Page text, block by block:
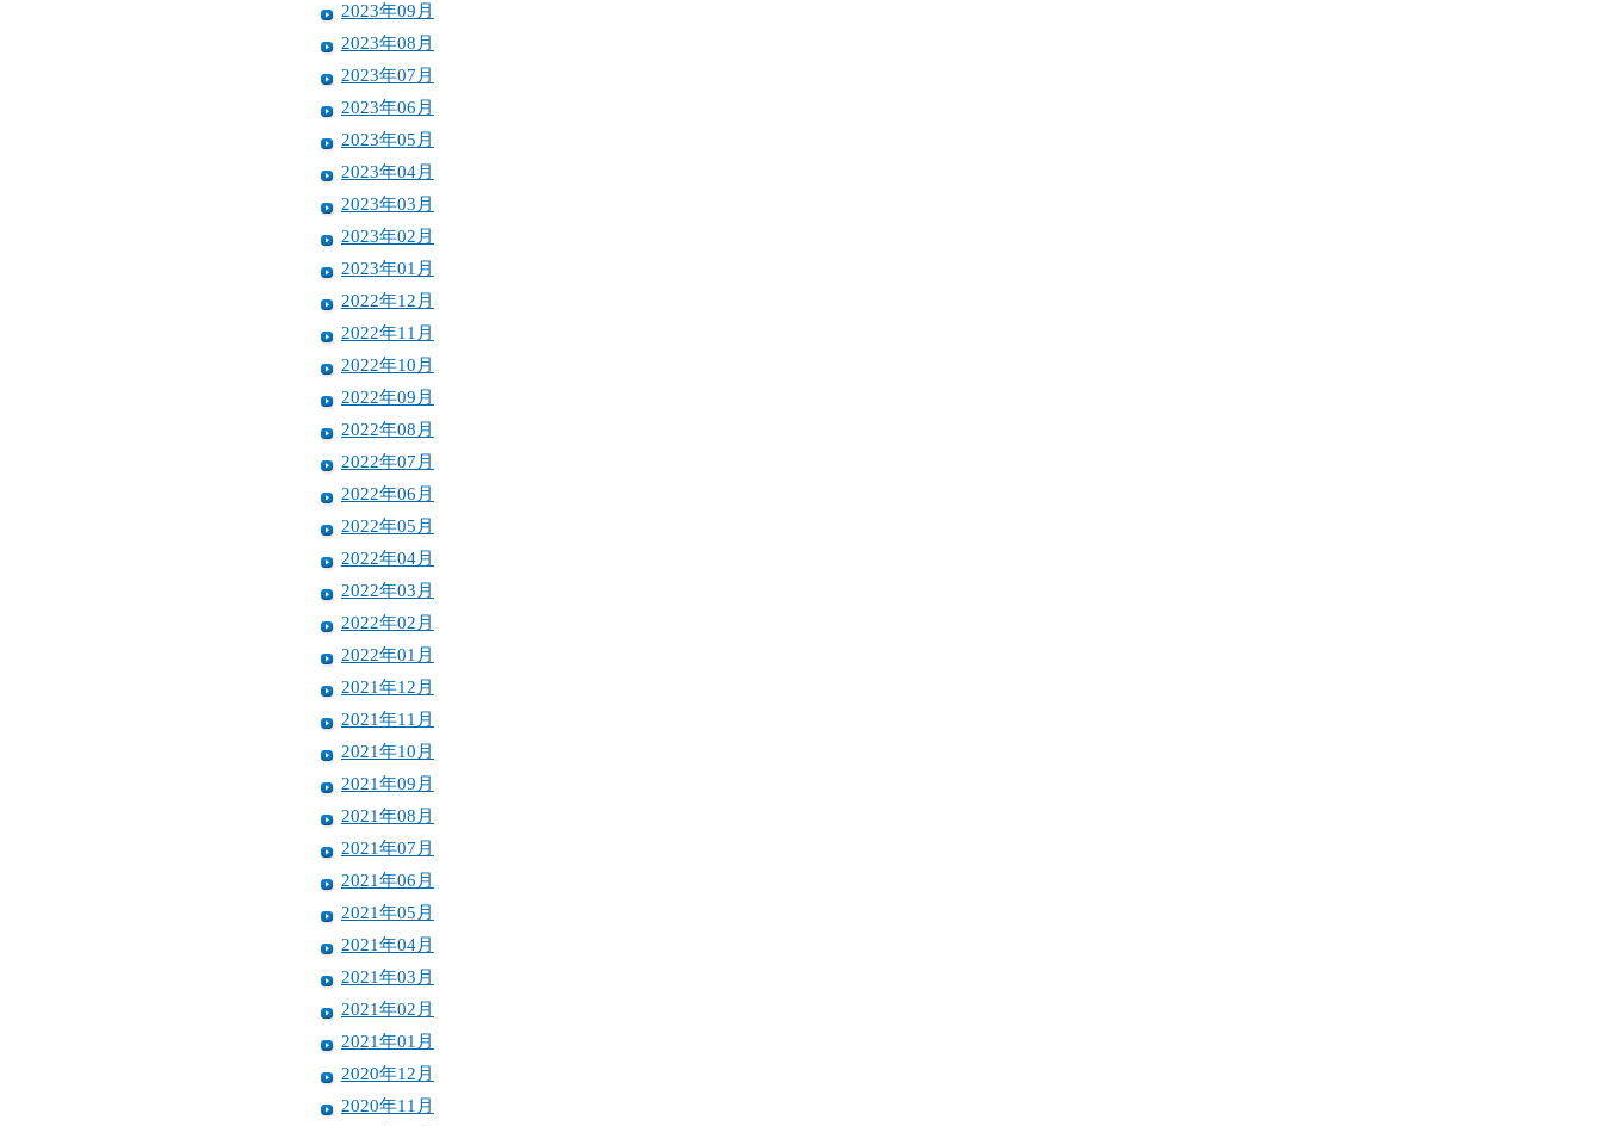
2023年09月
2023年08月
2023年07月
2023年06月
2023年05月
2023年04月
2023年03月
2023年02月
2023年01月
2022年12月
2022年11月
2022年10月
2022年09月
2022年08月
2022年07月
2022年06月
2022年05月
2022年04月
2022年03月
2022年02月
2022年01月
2021年12月
2021年11月
2021年10月
2021年09月
2021年08月
2021年07月
2021年06月
2021年05月
2021年04月
2021年03月
2021年02月
2021年01月
2020年12月
2020年11月